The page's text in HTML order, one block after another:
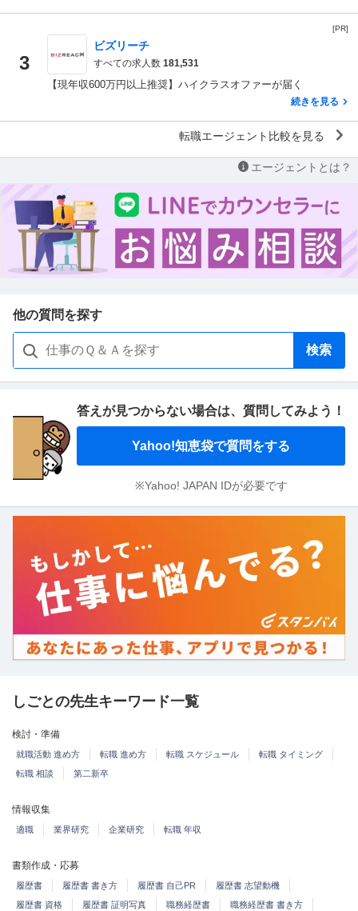
[PR]
3
ビズリーチ
すべての求人数 181,531
【現年収600万円以上推奨】ハイクラスオファーが届く
続きを見る
転職エージェント比較を見る
エージェントとは？
他の質問を探す
検索
答えが見つからない場合は、 質問してみよう！
Yahoo!知恵袋で質問をする
※Yahoo! JAPAN IDが必要です
しごとの先生キーワード一覧
検討・準備
就職活動 進め方 転職 進め方 転職 スケジュール
転職 タイミング
転職 相談
第二新卒
情報収集
適職 業界研究 企業研究 転職 年収
書類作成・応募
履歴書 履歴書 書き方 履歴書 自己PR
履歴書 志望動機
履歴書 資格
履歴書 証明写真 職務経歴書
職務経歴書 書き方